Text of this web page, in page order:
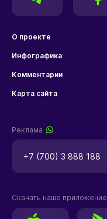
О проекте
Инфографика
Комментарии
Карта сайта
Реклама
+7 (700) 3 888 188
Скачать наше приложение